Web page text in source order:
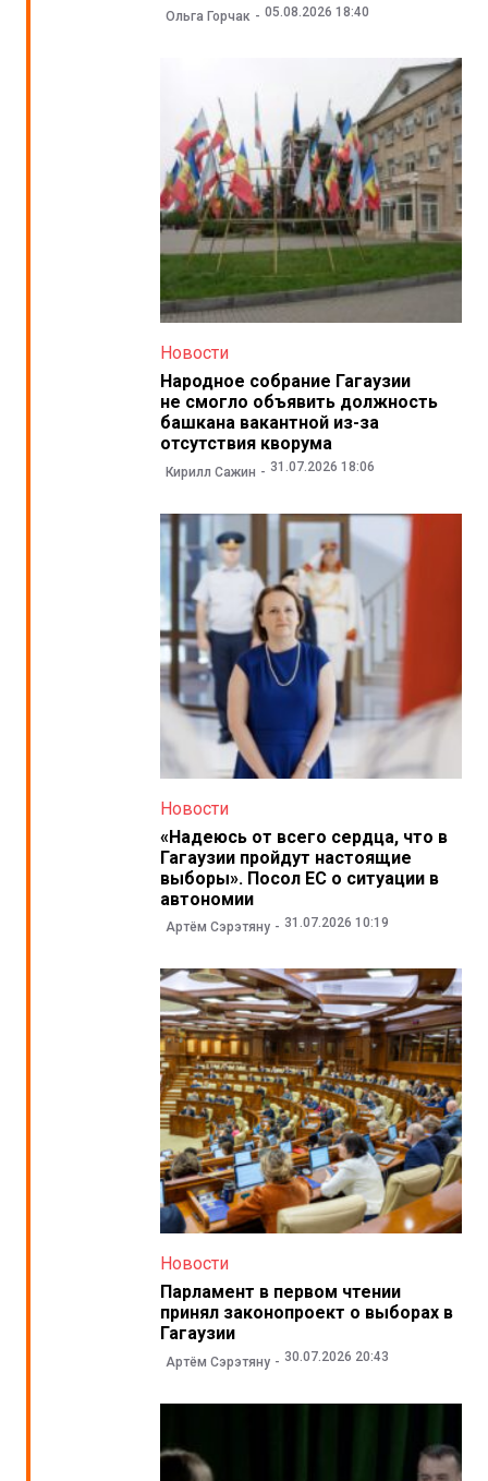
Ольга Горчак 05.08.2026 18:40
Новости
Народное собрание Гагаузии
не смогло объявить должность
башкана вакантной из-за
отсутствия кворума
Кирилл Сажин 31.07.2026 18:06
Новости
«Надеюсь от всего сердца, что в
Гагаузии пройдут настоящие
выборы». Посол ЕС о ситуации в
автономии
Артём Сэрэтяну 31.07.2026 10:19
Новости
Парламент в первом чтении
принял законопроект о выборах в
Гагаузии
Артём Сэрэтяну 30.07.2026 20:43